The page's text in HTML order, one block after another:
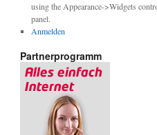
using the Appearance->Widgets
panel.
Anmelden
Partnerprogramm